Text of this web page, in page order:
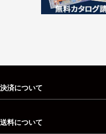
決済について
送料について